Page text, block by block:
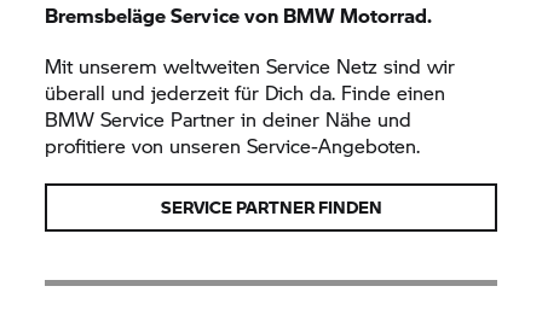
Bremsbeläge Service von BMW Motorrad.
Mit unserem weltweiten Service Netz sind wir
überall und jederzeit für Dich da. Finde einen
BMW Service Partner in deiner Nähe und
profitiere von unseren Service-Angeboten.
SERVICE PARTNER FINDEN